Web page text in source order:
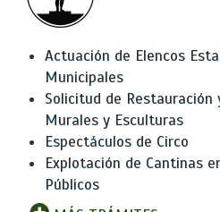
Actuación de Elencos
Municipales
Solicitud de Restauración
Murales y Esculturas
Espectáculos de Circo
Explotación de Cantinas
Públicos